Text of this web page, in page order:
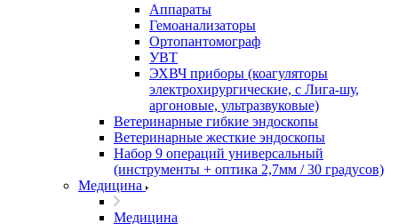
Аппараты
Гемоанализаторы
Ортопантомограф
УВТ
ЭХВЧ приборы (коагуляторы
электрохирургические, с Лига-шу,
аргоновые, ультразвуковые)
Ветеринарные гибкие эндоскопы
Ветеринарные жесткие эндоскопы
Набор 9 операций универсальный
(инструменты + оптика 2,7мм / 30 градусов)
Медицина
Медицина